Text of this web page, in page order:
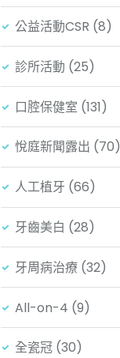
公益活動CSR (8)
診所活動 (25)
口腔保健室 (131)
悅庭新聞露出 (70)
人工植牙 (66)
牙齒美白 (28)
牙周病治療(32)
All-on-4 (9)
全瓷冠(30)